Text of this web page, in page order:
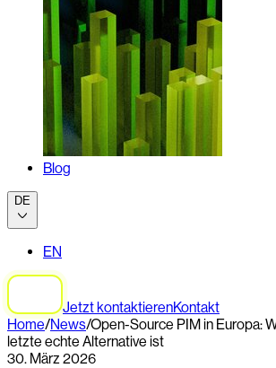
Blog
DE
EN
Jetzt kontaktierenKontakt
Home/News/Open-Source PIM in Europa:
letzte echte Alternative ist
30. März 2026